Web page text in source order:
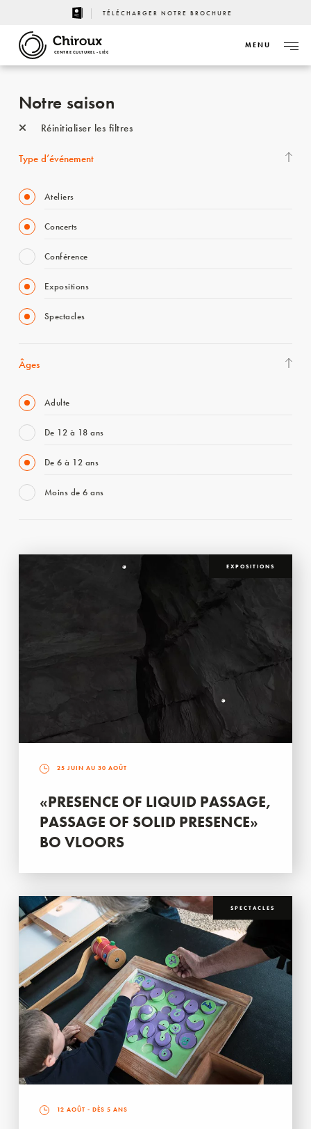
TÉLÉCHARGER NOTRE BROCHURE
CENTRE CULTUREL - LIÈGE
MENU
Notre saison
Réinitialiser les filtres
Type d’événement
Ateliers
Concerts
Conférence
Expositions
Spectacles
Âges
Adulte
De 12 à 18 ans
De 6 à 12 ans
Moins de 6 ans
EXPOSITIONS
25 JUIN AU 30 AOÛT
«PRESENCE OF LIQUID PASSAGE,
PASSAGE OF SOLID PRESENCE»
BO VLOORS
SPECTACLES
12 AOÛT - DÈS 5 ANS